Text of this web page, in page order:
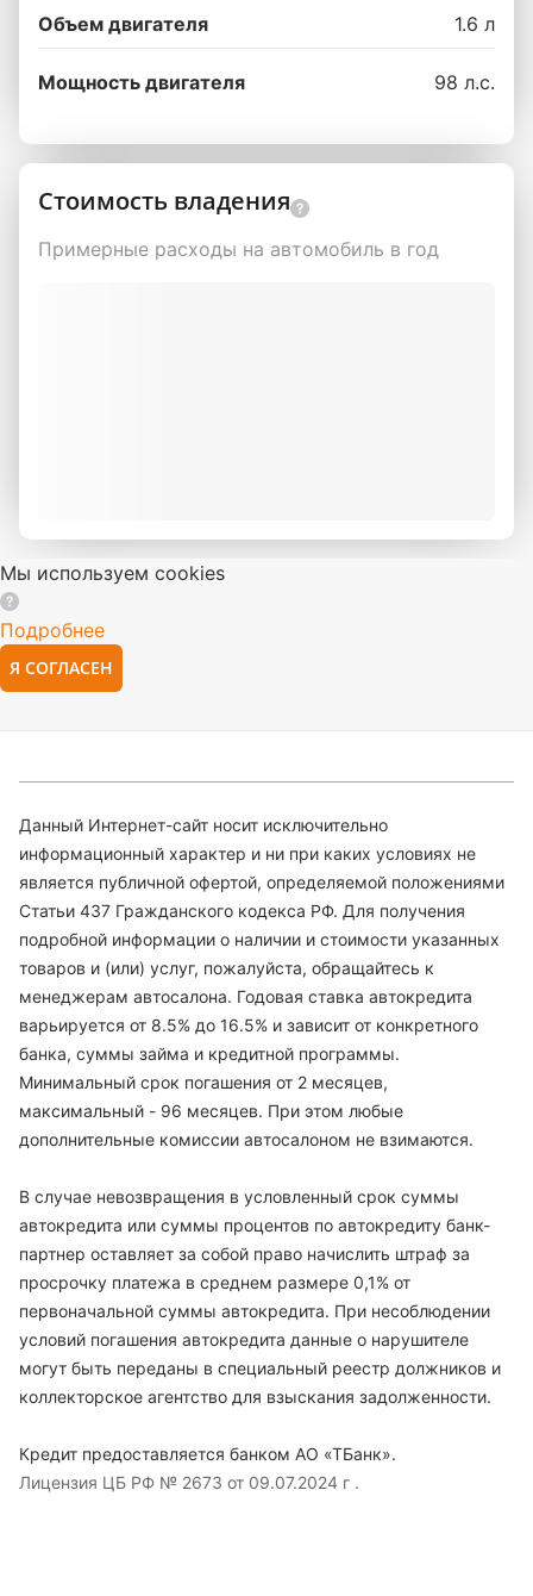
Объем двигателя 1.6 л
Мощность двигателя 98 л.с.
Стоимость владения
Примерные расходы на автомобиль в год
Мы используем cookies
Подробнее
Я СОГЛАСЕН
Данный Интернет-сайт носит исключительно
информационный характер и ни при каких условиях не
является публичной офертой, определяемой положениями
Статьи 437 Гражданского кодекса РФ. Для получения
подробной информации о наличии и стоимости указанных
товаров и (или) услуг, пожалуйста, обращайтесь к
менеджерам автосалона. Годовая ставка автокредита
варьируется от 8.5% до 16.5% и зависит от конкретного
банка, суммы займа и кредитной программы.
Минимальный срок погашения от 2 месяцев,
максимальный - 96 месяцев. При этом любые
дополнительные комиссии автосалоном не взимаются.
В случае невозвращения в условленный срок суммы
автокредита или суммы процентов по автокредиту банк-
партнер оставляет за собой право начислить штраф за
просрочку платежа в среднем размере 0,1% от
первоначальной суммы автокредита. При несоблюдении
условий погашения автокредита данные о нарушителе
могут быть переданы в специальный реестр должников и
коллекторское агентство для взыскания задолженности.
Кредит предоставляется банком АО «ТБанк».
Лицензия ЦБ РФ № 2673 от 09.07.2024 г .